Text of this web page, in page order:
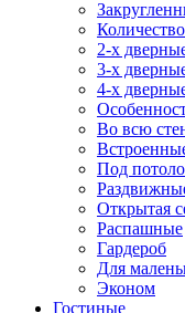
2-х
3-х
4-х
Во всю
Под
Открытая
Распашные
Гардероб
Для
Эконом
Гостиные